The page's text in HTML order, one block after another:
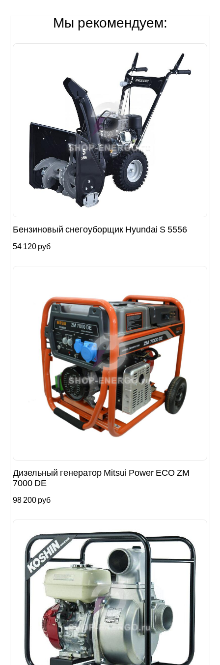
Мы рекомендуем:
Бензиновый снегоуборщик Hyundai S 5556
54 120 руб
Дизельный генератор Mitsui Power ECO ZM
7000 DE
98 200 руб